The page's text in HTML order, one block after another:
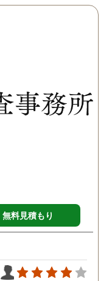
果、妻が男友達と食事だ
した。想像以上に妻の浮
の状態が酷かったので、
然としてしまいました。
無料見積もり